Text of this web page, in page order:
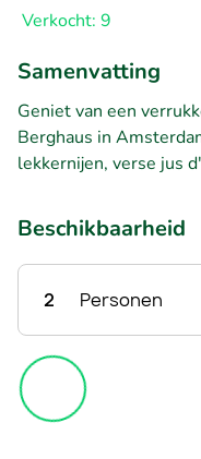
Verkocht: 9
Samenvatting
Geniet van een
Berghaus in
lekkernijen, verse jus
Beschikbaarheid
2 Personen